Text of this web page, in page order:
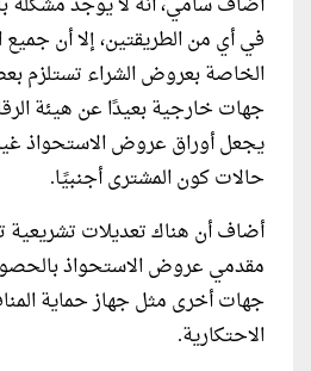
في أي من الطريقتين، إلا أن جميع
الخاصة بعروض الشراء تستلزم
جهات خارجية بعيدًا عن هيئة
يجعل أوراق عروض الاستحواذ
حالات كون المشترى أجنبيًا.
أضاف أن هناك تعديلات تشريعية
مقدمي عروض الاستحواذ
جهات أخرى مثل جهاز حماية
الاحتكارية.